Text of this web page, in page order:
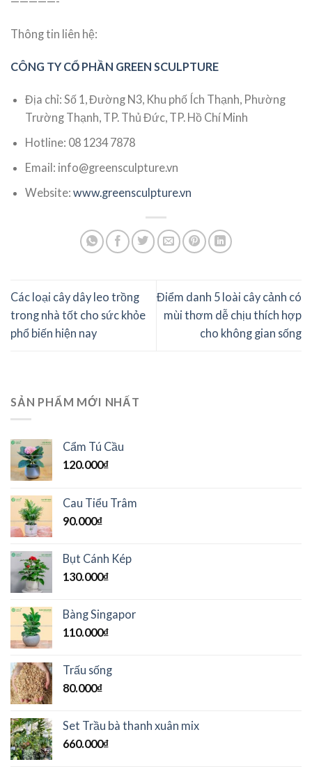
Thông tin liên hệ:
CÔNG TY CỔ PHẦN GREEN SCULPTURE
Địa chỉ: Số 1, Đường N3, Khu phố Ích Thạnh, Phường
Trường Thạnh, TP. Thủ Đức, TP. Hồ Chí Minh
Hotline: 08 1234 7878
Email: info@greensculpture.vn
Website:www.greensculpture.vn
Các loại cây dây leo trồng
trong nhà tốt cho sức khỏe
phổ biến hiện nay
Điểm danh 5 loài cây cảnh có
mùi thơm dễ chịu thích hợp
cho không gian sống
SẢN PHẨM MỚI NHẤT
Cẩm Tú Cầu
120.000₫
Cau Tiểu Trâm
90.000₫
Bụt Cánh Kép
130.000₫
Bàng Singapor
110.000₫
Trấu sống
80.000₫
Set Trầu bà thanh xuân mix
660.000₫